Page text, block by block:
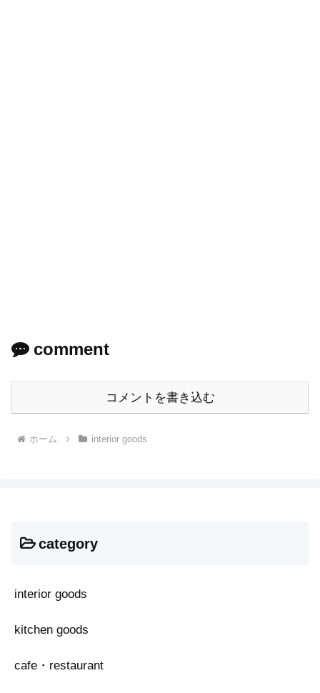
comment
コメントを書き込む
ホーム interior goods
category
interior goods
kitchen goods
cafe・restaurant